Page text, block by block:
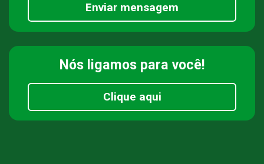
Enviar mensagem
Nós ligamos para você!
Clique aqui